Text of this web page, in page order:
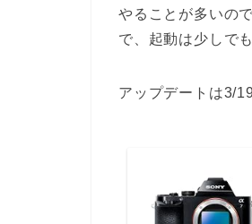
やることが多いの
で、起動は少しで
アップデートは3/